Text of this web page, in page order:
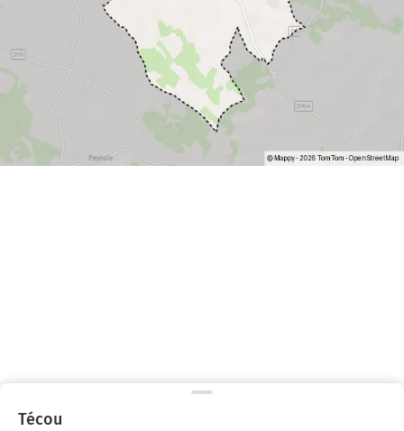
Técou